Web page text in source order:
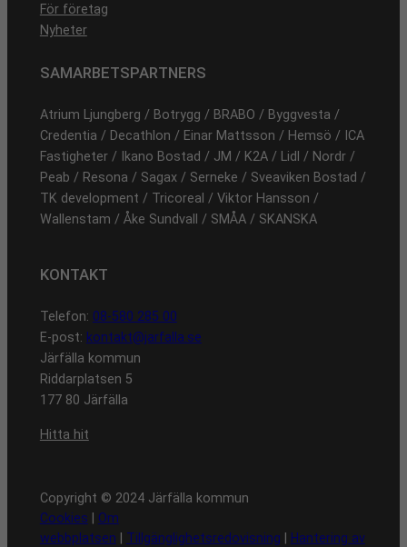
För företag
Nyheter
SAMARBETSPARTNERS
Atrium Ljungberg / Botrygg / BRABO / Byggvesta /
Credentia / Decathlon / Einar Mattsson / Hemsö / ICA
Fastigheter / Ikano Bostad / JM / K2A / Lidl / Nordr /
Peab / Resona / Sagax / Serneke / Sveaviken Bostad /
TK development / Tricoreal / Viktor Hansson /
Wallenstam / Åke Sundvall / SMÅA / SKANSKA
KONTAKT
Telefon: 08-580 285 00
E-post: kontakt@jarfalla.se
Järfälla kommun
Riddarplatsen 5
177 80 Järfälla
Hitta hit
Copyright © 2024 Järfälla kommun
Cookies
Om
webbplatsen
Tillgänglighetsredovisning
Hantering av